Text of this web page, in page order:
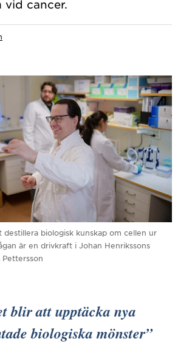
biologisk kunskap om cellen ur
är en drivkraft i Johan Henrikssons
Pettersson
blir att upptäcka nya
biologiska mönster